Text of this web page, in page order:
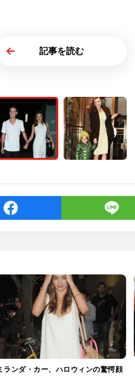
記事を読む
ランダ・カー、ハロウィンの驚愕顔